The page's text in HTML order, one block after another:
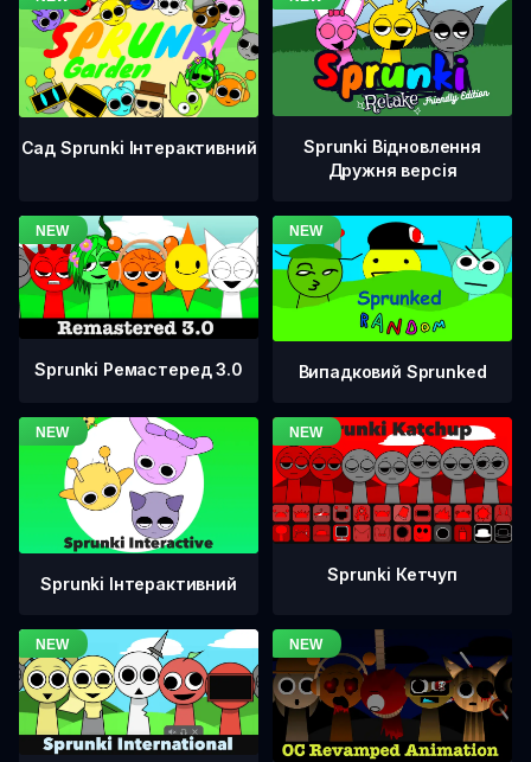
Сад Sprunki Інтерактивний
Sprunki Відновлення
Дружня версія
Sprunki Ремастеред 3.0 Випадковий Sprunked
Sprunki Інтерактивний Sprunki Кетчуп